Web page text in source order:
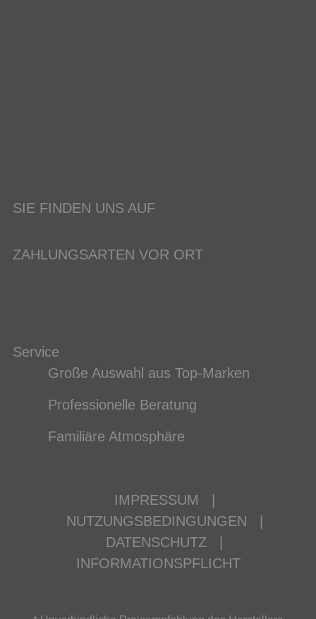
SIE FINDEN UNS AUF
ZAHLUNGSARTEN VOR ORT
Service
Große Auswahl aus Top-Marken
Professionelle Beratung
Familiäre Atmosphäre
IMPRESSUM
NUTZUNGSBEDINGUNGEN
DATENSCHUTZ
INFORMATIONSPFLICHT